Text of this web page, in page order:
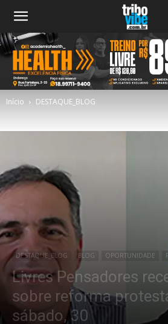
Início DESTAQUE_BLOG
DESTAQUE_BLOG BLOG OPORTUNIDADE
Livres Pensadores
sobre reforma
sábado, 30